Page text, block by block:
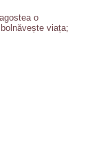
o
viața;